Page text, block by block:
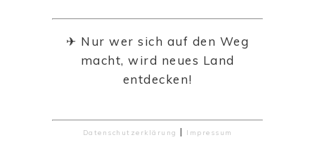
✈ Nur wer sich auf den Weg
macht, wird neues Land
entdecken!
Datenschutzerklärung | Impressum